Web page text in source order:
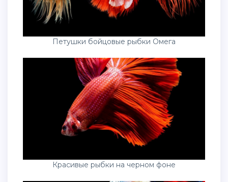
Петушки бойцовые рыбки Омега
Красивые рыбки на черном фоне